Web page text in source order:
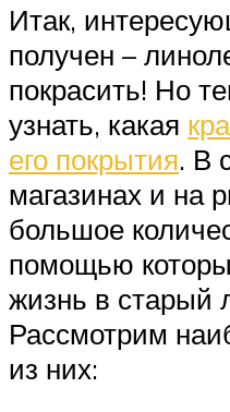
Итак,
получен –
покрасить! Но
узнать, какая
его покрытия. В
магазинах и на
большое
помощью
жизнь в старый
Рассмотрим
из них: